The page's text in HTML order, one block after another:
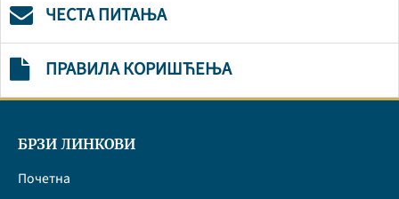
ЧЕСТА ПИТАЊА
ПРАВИЛА КОРИШЋЕЊА
БРЗИ ЛИНКОВИ
Почетна